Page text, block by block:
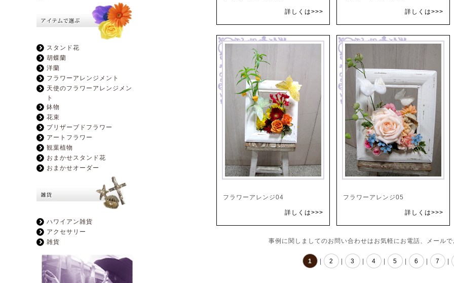
詳しくは>>> 詳しくは>>>
フラワーアレンジ04
詳しくは>>>
フラワーアレンジ05
詳しくは>>>
事例に関しましてのお問い合わせはお気軽にお電話、メール
1 2 3 4 5 6 7
スタンド花
胡蝶蘭
洋蘭
フラワーアレンジメント
天使のフラワーアレンジメン
ト
鉢物
花束
プリザーブドフラワー
アートフラワー
観葉植物
おまかせスタンド花
おまかせオーダー
ハワイアン雑貨
アクセサリー
雑貨